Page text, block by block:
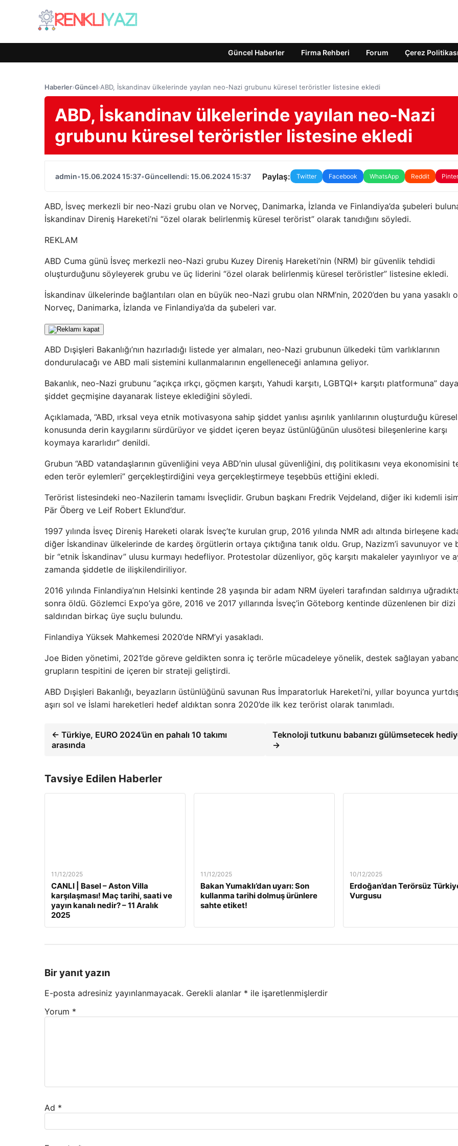
Güncel Haberler Firma Rehberi Forum Çerez Politikası
Haberler›Güncel›ABD, İskandinav ülkelerinde yayılan neo-Nazi grubunu küresel teröristler listesine ekledi
ABD, İskandinav ülkelerinde yayılan neo-Nazi
grubunu küresel teröristler listesine ekledi
admin•15.06.2024 15:37•Güncellendi: 15.06.2024 15:37 Paylaş: Twitter Facebook WhatsApp Reddit
ABD, İsveç merkezli bir neo-Nazi grubu olan ve Norveç, Danimarka, İzlanda ve Finlandiya’da şubeleri
İskandinav Direniş Hareketi’ni “özel olarak belirlenmiş küresel terörist” olarak tanıdığını söyledi.
REKLAM
ABD Cuma günü İsveç merkezli neo-Nazi grubu Kuzey Direniş Hareketi’nin (NRM) bir güvenlik tehdidi
oluşturduğunu söyleyerek grubu ve üç liderini “özel olarak belirlenmiş küresel teröristler” listesine ekledi.
İskandinav ülkelerinde bağlantıları olan en büyük neo-Nazi grubu olan NRM’nin, 2020’den bu yana yasaklı
Norveç, Danimarka, İzlanda ve Finlandiya’da da şubeleri var.
ABD Dışişleri Bakanlığı’nın hazırladığı listede yer almaları, neo-Nazi grubunun ülkedeki tüm varlıklarının
dondurulacağı ve ABD mali sistemini kullanmalarının engelleneceği anlamına geliyor.
Bakanlık, neo-Nazi grubunu “açıkça ırkçı, göçmen karşıtı, Yahudi karşıtı, LGBTQI+ karşıtı platformuna”
şiddet geçmişine dayanarak listeye eklediğini söyledi.
Açıklamada, “ABD, ırksal veya etnik motivasyona sahip şiddet yanlısı aşırılık yanlılarının oluşturduğu
konusunda derin kaygılarını sürdürüyor ve şiddet içeren beyaz üstünlüğünün ulusötesi bileşenlerine karşı
koymaya kararlıdır” denildi.
Grubun “ABD vatandaşlarının güvenliğini veya ABD’nin ulusal güvenliğini, dış politikasını veya ekonomisini
eden terör eylemleri” gerçekleştirdiğini veya gerçekleştirmeye teşebbüs ettiğini ekledi.
Terörist listesindeki neo-Nazilerin tamamı İsveçlidir. Grubun başkanı Fredrik Vejdeland, diğer iki kıdemli
Pär Öberg ve Leif Robert Eklund’dur.
1997 yılında İsveç Direniş Hareketi olarak İsveç’te kurulan grup, 2016 yılında NMR adı altında birleşene
diğer İskandinav ülkelerinde de kardeş örgütlerin ortaya çıktığına tanık oldu. Grup, Nazizm’i savunuyor ve
bir “etnik İskandinav” ulusu kurmayı hedefliyor. Protestolar düzenliyor, göç karşıtı makaleler yayınlıyor ve
zamanda şiddetle de ilişkilendiriliyor.
2016 yılında Finlandiya’nın Helsinki kentinde 28 yaşında bir adam NRM üyeleri tarafından saldırıya
sonra öldü. Gözlemci Expo’ya göre, 2016 ve 2017 yıllarında İsveç’in Göteborg kentinde düzenlenen bir dizi
saldırıdan birkaç üye suçlu bulundu.
Finlandiya Yüksek Mahkemesi 2020’de NRM’yi yasakladı.
Joe Biden yönetimi, 2021’de göreve geldikten sonra iç terörle mücadeleye yönelik, destek sağlayan
grupların tespitini de içeren bir strateji geliştirdi.
ABD Dışişleri Bakanlığı, beyazların üstünlüğünü savunan Rus İmparatorluk Hareketi’ni, yıllar boyunca
aşırı sol ve İslami hareketleri hedef aldıktan sonra 2020’de ilk kez terörist olarak tanımladı.
← Türkiye, EURO 2024’ün en pahalı 10 takımı
arasında
Teknoloji tutkunu babanızı gülümsetecek
→
Tavsiye Edilen Haberler
11/12/2025
CANLI | Basel – Aston Villa
karşılaşması! Maç tarihi, saati ve
yayın kanalı nedir? – 11 Aralık
2025
11/12/2025
Bakan Yumaklı’dan uyarı: Son
kullanma tarihi dolmuş ürünlere
sahte etiket!
10/12/2025
Erdoğan’dan Terörsüz
Vurgusu
Bir yanıt yazın
E-posta adresiniz yayınlanmayacak. Gerekli alanlar * ile işaretlenmişlerdir
Yorum *
Ad *